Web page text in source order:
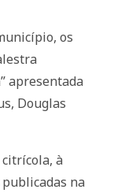
os
apresentada
Douglas
à
na